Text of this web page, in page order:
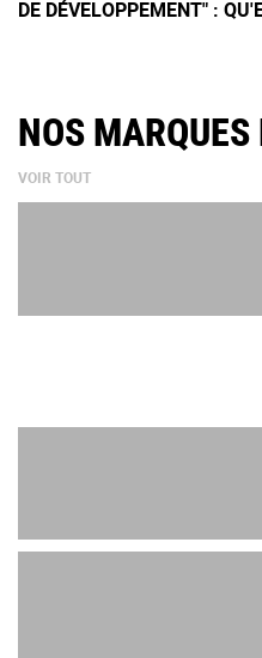
DE DÉVELOPPEMENT" :
NOS
VOIR TOUT